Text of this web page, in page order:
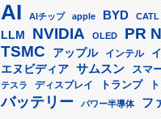
AI AIチップ apple BYD CATL
LLM NVIDIA OLED PR
TSMC アップル インテル
エヌビディア サムスン スマ
テスラ
ディスプレイ トランプ
バッテリー パワー半導体 フ